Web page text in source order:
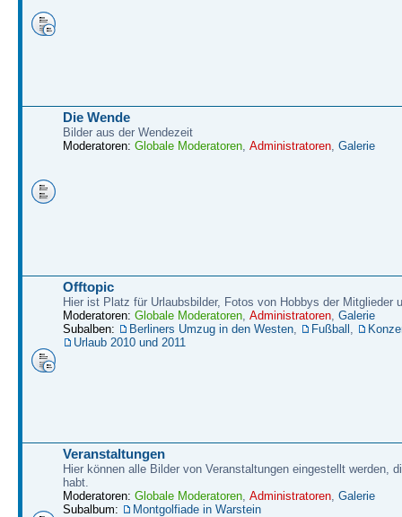
Die Wende
Bilder aus der Wendezeit
Moderatoren: Globale Moderatoren Administratoren Galerie
Offtopic
Hier ist Platz für Urlaubsbilder, Fotos von Hobbys der Mitglieder
Moderatoren: Globale Moderatoren Administratoren Galerie
Subalben:
Berliners Umzug in den Westen Fußball
Urlaub 2010 und 2011
Veranstaltungen
Hier können alle Bilder von Veranstaltungen eingestellt werden,
habt.
Moderatoren: Globale Moderatoren Administratoren Galerie
Subalbum:
Montgolfiade in Warstein